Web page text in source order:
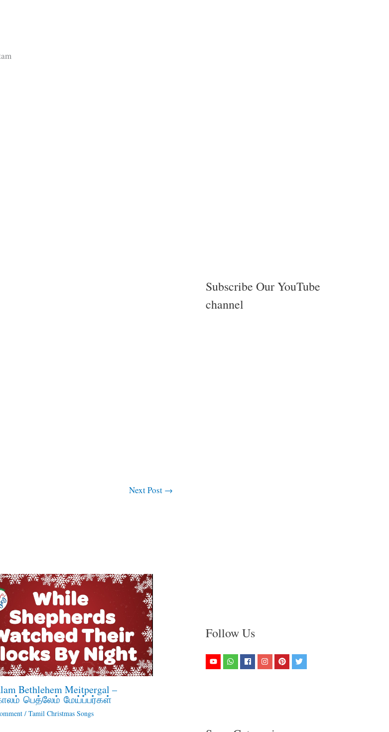
Next Post →
Bethlehem Meitpergal –
பெத்லேம் மேய்ப்பர்கள்
/ Tamil Christmas Songs
Subscribe Our YouTube
channel
Follow Us